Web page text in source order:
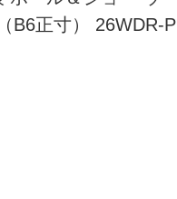
B6正寸） 26WDR-P